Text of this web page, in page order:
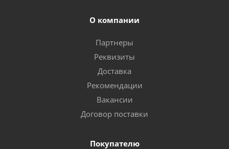
О компании
Партнеры
Реквизиты
Доставка
Рекомендации
Вакансии
Договор поставки
Покупателю